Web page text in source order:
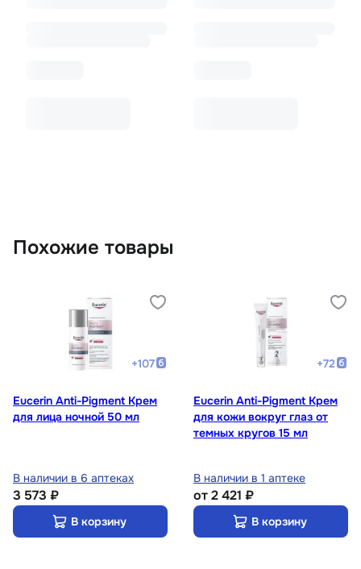
Похожие товары
+107
Eucerin Anti-Pigment Крем
для лица ночной 50 мл
В наличии в 6 аптеках
3 573 ₽
В корзину
+72
Eucerin Anti-Pigment Крем
для кожи вокруг глаз от
темных кругов 15 мл
В наличии в 1 аптеке
от2 421 ₽
В корзину